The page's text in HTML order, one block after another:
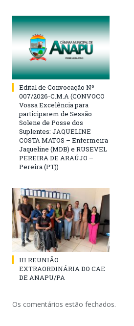
Edital de Convocação Nº
007/2026-C.M.A (CONVOCO
Vossa Excelência para
participarem de Sessão
Solene de Posse dos
Suplentes: JAQUELINE
COSTA MATOS – Enfermeira
Jaqueline (MDB) e RUSEVEL
PEREIRA DE ARAÚJO –
Pereira (PT))
III REUNIÃO
EXTRAORDINÁRIA DO CAE
DE ANAPU/PA
Os comentários estão fechados.